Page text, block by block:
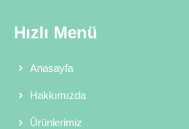
Hızlı Menü
Anasayfa
Hakkımızda
Ürünlerimiz